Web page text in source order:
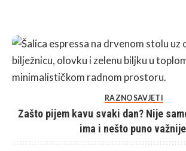
RAZNOSAVJETI
Zašto pijem kavu svaki dan? Nije
ima i nešto puno